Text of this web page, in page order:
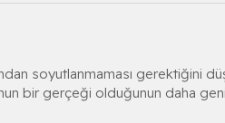
soyutlanmaması gerektiğini
bir gerçeği olduğunun daha